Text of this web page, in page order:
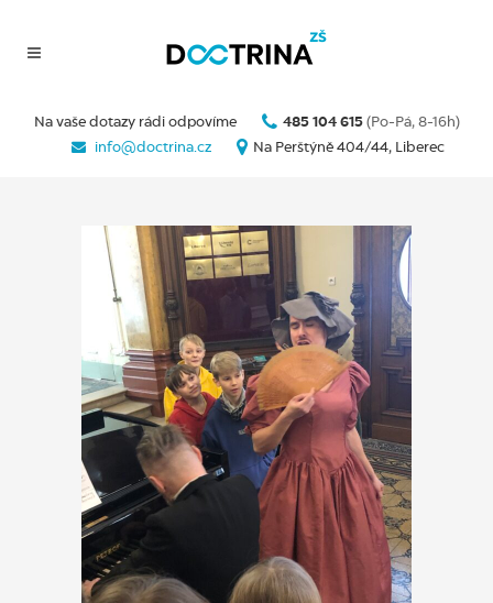
Na vaše dotazy rádi odpovíme 485 104 615 (Po-Pá, 8-16h)
info@doctrina.cz
Na Perštýně 404/44, Liberec